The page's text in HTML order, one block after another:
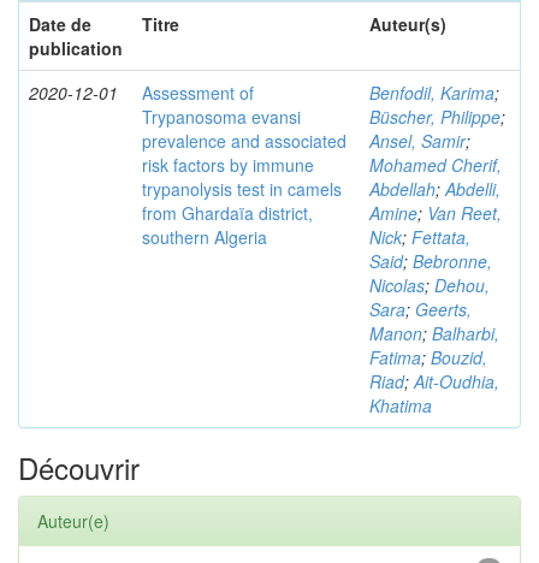
Date de
publication
Titre Auteur(s)
2020-12-01
Assessment of
Trypanosoma evansi
prevalence and associated
risk factors by immune
trypanolysis test in camels
from Ghardaïa district,
southern Algeria
Benfodil, Karima;
Büscher, Philippe;
Ansel, Samir;
Mohamed Cherif,
Abdellah;Abdelli,
Amine; Van Reet,
Nick; Fettata,
Said; Bebronne,
Nicolas; Dehou,
Sara; Geerts,
Manon; Balharbi,
Fatima; Bouzid,
Riad;Ait-Oudhia,
Khatima
Découvrir
Auteur(e)